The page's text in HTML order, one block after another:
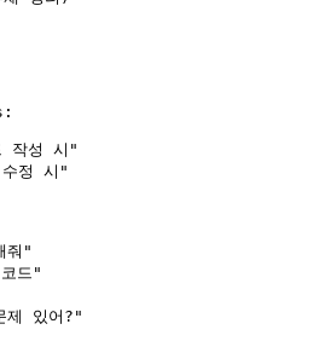
작성 시"
정 시"
줘"
드"
있어?"